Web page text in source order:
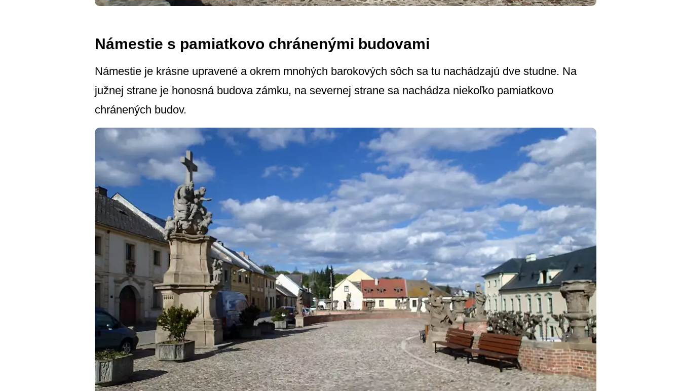
Námestie s pamiatkovo chránenými budovami
Námestie je krásne upravené a okrem mnohých barokových sôch sa tu nachádzajú dve studne. Na
južnej strane je honosná budova zámku, na severnej strane sa nachádza niekoľko pamiatkovo
chránených budov.